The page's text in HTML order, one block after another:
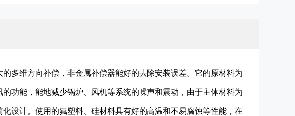
多维方向补偿，非金属补偿器能好的去除安装误差。它的原材料为
功能，能地减少锅炉、风机等系统的噪声和震动，由于主体材料为
设计。使用的氟塑料、硅材料具有好的高温和不易腐蚀等性能，在